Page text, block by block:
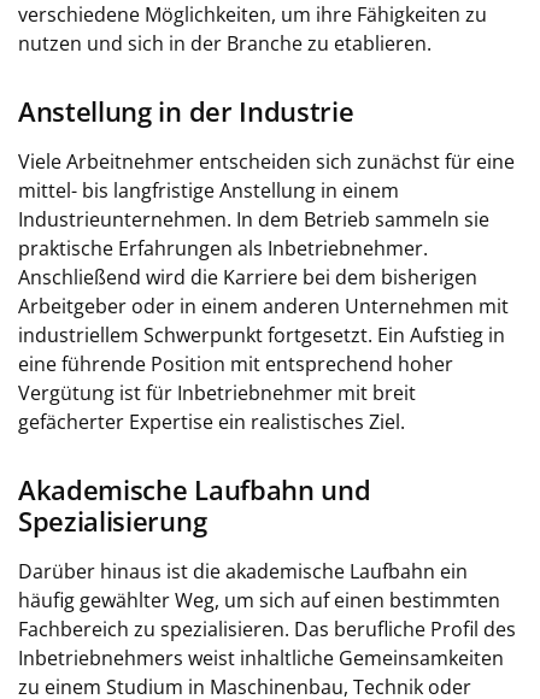
verschiedene Möglichkeiten, um ihre Fähigkeiten zu
nutzen und sich in der Branche zu etablieren.
Anstellung in der Industrie
Viele Arbeitnehmer entscheiden sich zunächst für eine
mittel- bis langfristige Anstellung in einem
Industrieunternehmen. In dem Betrieb sammeln sie
praktische Erfahrungen als Inbetriebnehmer.
Anschließend wird die Karriere bei dem bisherigen
Arbeitgeber oder in einem anderen Unternehmen mit
industriellem Schwerpunkt fortgesetzt. Ein Aufstieg in
eine führende Position mit entsprechend hoher
Vergütung ist für Inbetriebnehmer mit breit
gefächerter Expertise ein realistisches Ziel.
Akademische Laufbahn und
Spezialisierung
Darüber hinaus ist die akademische Laufbahn ein
häufig gewählter Weg, um sich auf einen bestimmten
Fachbereich zu spezialisieren. Das berufliche Profil des
Inbetriebnehmers weist inhaltliche Gemeinsamkeiten
zu einem Studium in Maschinenbau, Technik oder